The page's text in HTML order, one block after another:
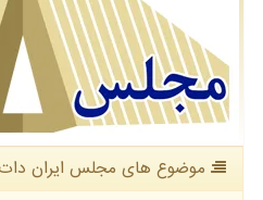
موضوع های مجلس ایران